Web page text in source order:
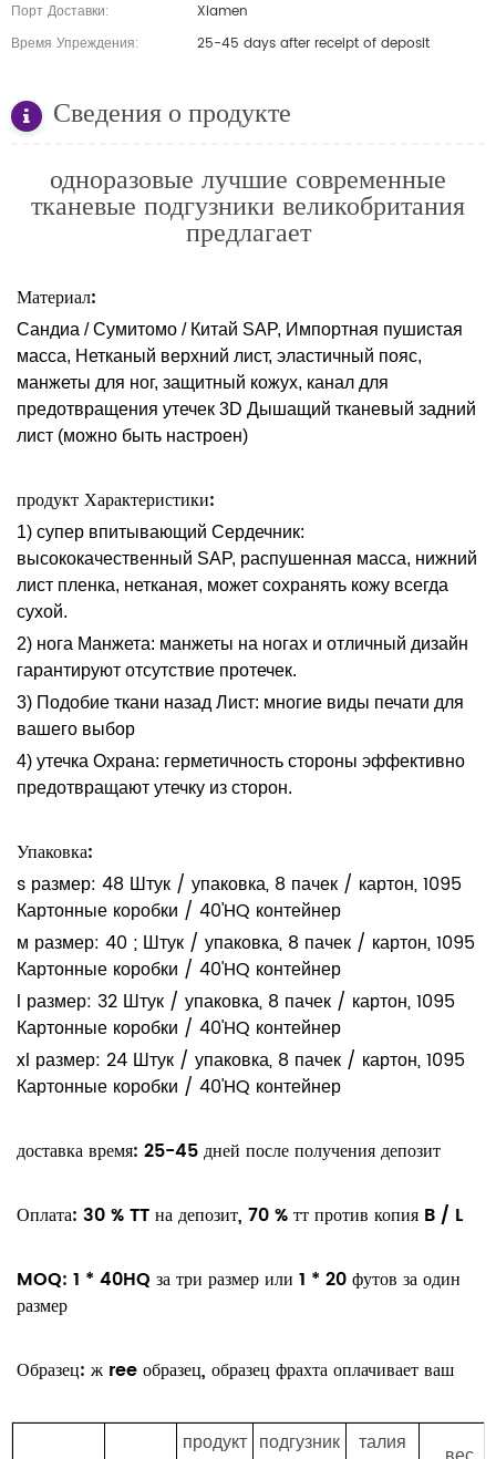
Порт Доставки:
Xiamen
Время Упреждения:
25-45 days after receipt of deposit
Сведения о продукте
одноразовые лучшие современные
тканевые подгузникивеликобритания
предлагает
Материал:
Сандиа / Сумитомо / Китай SAP, Импортная пушистая
масса, Нетканый верхний лист, эластичный пояс,
манжеты для ног, защитный кожух, канал для
предотвращения утечек 3D Дышащий тканевый задний
лист (можно быть настроен)
продукт Характеристики:
1) супер впитывающий Сердечник:
высококачественный SAP, распушенная масса, нижний
лист пленка, нетканая, может сохранять кожу всегда
сухой.
2) нога Манжета: манжеты на ногах и отличный дизайн
гарантируют отсутствие протечек.
3) Подобие ткани назад Лист: многие виды печати для
вашего выбор
4) утечка Охрана: герметичность стороны эффективно
предотвращают утечку из сторон.
Упаковка:
s размер: 48 Штук / упаковка, 8 пачек / картон, 1095
Картонные коробки / 40'HQ контейнер
м размер: 40 ; Штук / упаковка, 8 пачек / картон, 1095
Картонные коробки / 40'HQ контейнер
l размер: 32 Штук / упаковка, 8 пачек / картон, 1095
Картонные коробки / 40'HQ контейнер
xl размер: 24 Штук / упаковка, 8 пачек / картон, 1095
Картонные коробки / 40'HQ контейнер
доставка время: 25-45 дней после получениядепозит
Оплата: 30 % TT на депозит, 70 % тт против копия B / L
MOQ: 1 * 40HQ затри размер или 1 * 20 футов заодин
размер
Образец: ж ree образец, образец фрахта оплачивает ваш
продукт
подгузник
талия
вес